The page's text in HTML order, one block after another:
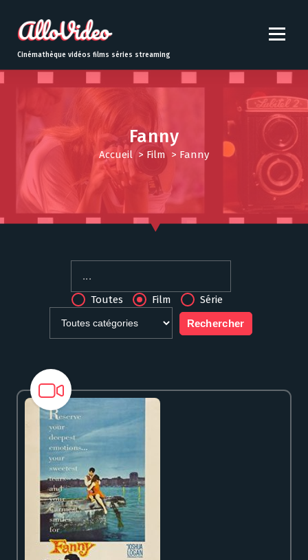
t
o
Cinémathèque vidéos films séries streaming
Fanny
Accueil> Film > Fanny
Toutes Film Série